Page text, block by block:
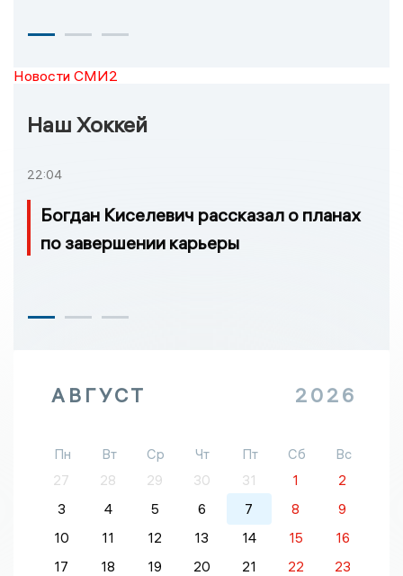
Новости СМИ2
Наш Хоккей
22:04
Богдан Киселевич рассказал о планах
по завершении карьеры
АВГУСТ 2026
Пн Вт Ср Чт Пт Сб
Вс
27
28 29 30 31 1
2
3
4 5 6 7 8
9
10
11 12 13 14 15
16
17
18 19 20 21 22
23